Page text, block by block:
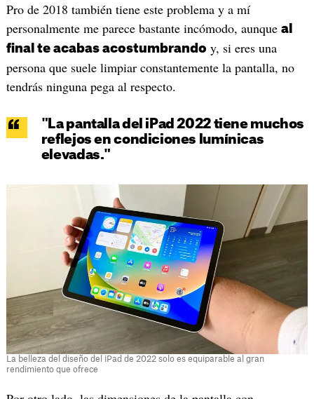
Pro de 2018 también tiene este problema y a mí
personalmente me parece bastante incómodo, aunque al
final te acabas acostumbrando y, si eres una
persona que suele limpiar constantemente la pantalla, no
tendrás ninguna pega al respecto.
"La pantalla del iPad 2022 tiene muchos
reflejos en condiciones lumínicas
elevadas."
La belleza del diseño del iPad de 2022 solo es equiparable al gran
rendimiento que ofrece